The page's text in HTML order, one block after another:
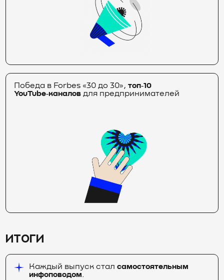
Победа в Forbes «30 до 30»,топ‑10
YouTube‑каналов для предпринимателей
ИТОГИ
Каждый выпуск сталсамостоятельным
инфоповодом.